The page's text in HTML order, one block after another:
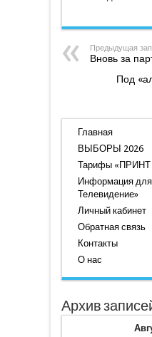
Предыдущая
Вновь за
Под
Главная
ВЫБОРЫ 2026
Тарифы «ПРИНТ
Информация
Телевидение»
Личный кабинет
Обратная связь
Контакты
О нас
Архив